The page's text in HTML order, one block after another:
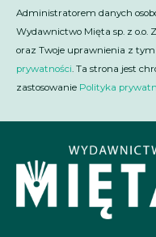
Administratorem danych
Wydawnictwo Mięta sp. z o.o.
oraz Twoje uprawnienia z
prywatności . Ta strona jest
zastosowanie Polityka